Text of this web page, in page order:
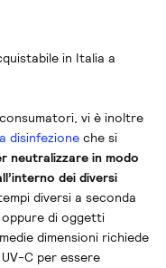
in Italia a
vi è inoltre
disinfezioneche si
neutralizzare in modo
dei diversi
diversi a seconda
di oggetti
dimensioni richiede
C per essere